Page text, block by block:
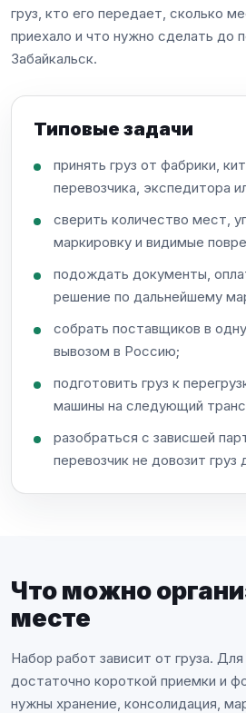
груз, кто его передает, сколько
приехало и что нужно сделать до
Забайкальск.
Типовые задачи
принять груз от фабрики,
перевозчика, экспедитора
сверить количество мест,
маркировку и видимые
подождать документы,
решение по дальнейшему
собрать поставщиков в
вывозом в Россию;
подготовить груз к
машины на следующий
разобраться с зависшей
перевозчик не довозит груз
Что можно
месте
Набор работ зависит от груза.
достаточно короткой приемки и
нужны хранение, консолидация,